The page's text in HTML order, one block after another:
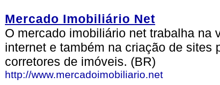
Mercado Imobiliário Net
O mercado imobiliário net trabalha na
internet e também na criação de sites
corretores de imóveis. (BR)
http://www.mercadoimobiliario.net